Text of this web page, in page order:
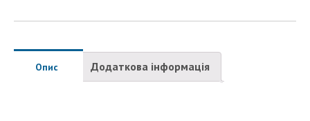
Опис Додаткова інформація